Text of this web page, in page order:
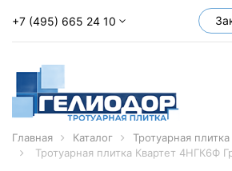
+7 (495) 665 24 10
Главная Каталог Тротуарная плитка
Тротуарная плитка Квартет 4НГК6Ф